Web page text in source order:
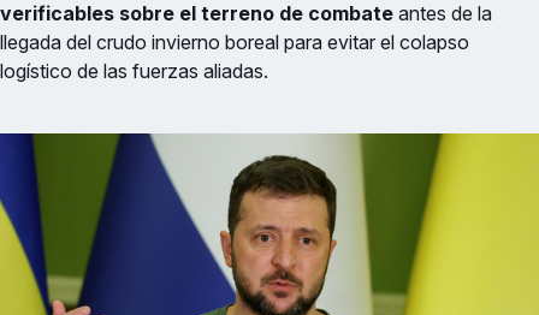
verificables sobre el terreno de combate antes de la
llegada del crudo invierno boreal para evitar el colapso
logístico de las fuerzas aliadas.